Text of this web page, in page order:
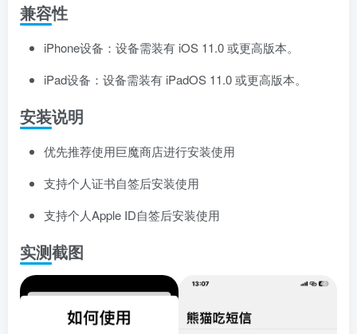
兼容性
iPhone设备：设备需装有 iOS 11.0 或更高版本。
iPad设备：设备需装有 iPadOS 11.0 或更高版本。
安装说明
优先推荐使用巨魔商店进行安装使用
支持个人证书自签后安装使用
支持个人Apple ID自签后安装使用
实测截图